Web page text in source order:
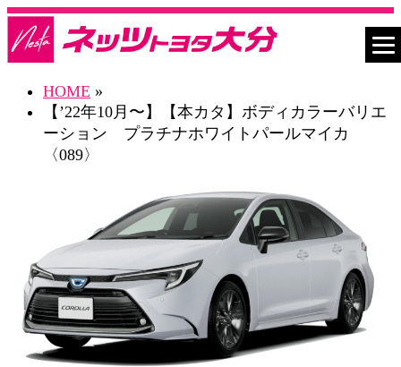
HOME »
【’22年10月〜】【本カタ】ボディカラーバリエ
ーション プラチナホワイトパールマイカ
〈089〉